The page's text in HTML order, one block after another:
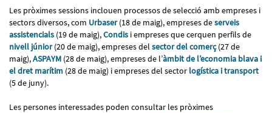
Les pròximes sessions inclouen processos de selecció amb empreses i
sectors diversos, com Urbaser(18 de maig), empreses deserveis
assistencials (19 de maig),Condis i empreses que cerquen perfils de
nivell júnior(20 de maig), empreses del sector del comerç(27 de
maig),ASPAYM (28 de maig), empreses de l’àmbit de l’economia blava i
el dret marítim (28 de maig) i empreses del sector logística i transport
(5 de juny).
Les persones interessades poden consultar les pròximes